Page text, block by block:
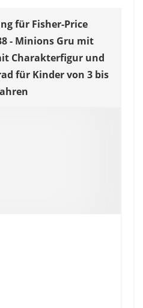
für Fisher-Price
- Minions Gru mit
Charakterfigur und
für Kinder von 3 bis